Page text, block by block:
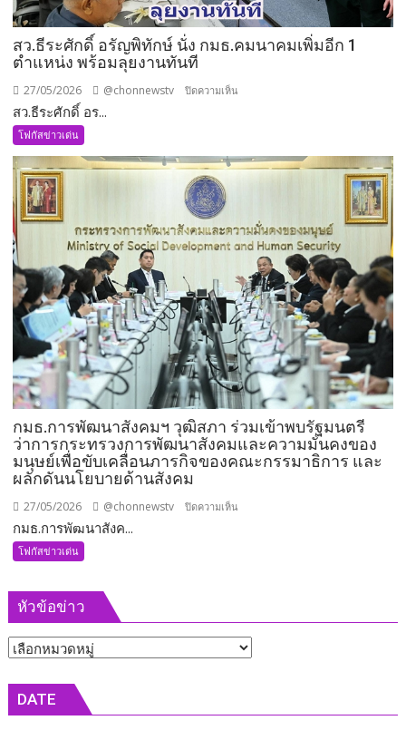
สว.ธีระศักดิ์ อรัญพิทักษ์ นั่ง กมธ.คมนาคมเพิ่มอีก 1
ตำแหน่ง พร้อมลุยงานทันที
27/05/2026 @chonnewstv ปิดความเห็น
อรัญ
กมธ.คมนาคม
เพิ่ม
1
ตำแหน่ง
พร้อม
ลุย
งาน
ทันที
สว.ธีระศักดิ์ อร...
โฟกัสข่าวเด่น
กมธ.การพัฒนาสังคมฯ วุฒิสภา ร่วมเข้าพบรัฐมนตรี
ว่าการกระทรวงการพัฒนาสังคมและความมั่นคงของ
มนุษย์เพื่อขับเคลื่อนภารกิจของคณะกรรมาธิการ และ
ผลักดันนโยบายด้านสังคม
27/05/2026 @chonnewstv ปิดความเห็น
เข้า
พบ
กมธ.การพัฒนาสังค...
โฟกัสข่าวเด่น
หัวข้อข่าว
หัวข้อ
DATE